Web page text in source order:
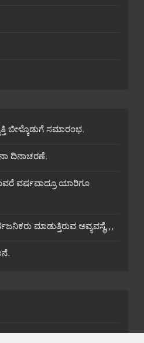
ಬೀಳ್ಕೊಡುಗೆ ಸಮಾರಂಭ.
ದಿನಾಚರಣೆ.
ವರ್ಷವಾದ್ರೂ ಯಾರಿಗೂ
ಮಾಡುತ್ತಿರುವ ಅವ್ಯವಸ್ಥೆ,,,